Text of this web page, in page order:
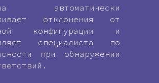
автоматически
отклонения от
конфигурации и
специалиста по
при обнаружении